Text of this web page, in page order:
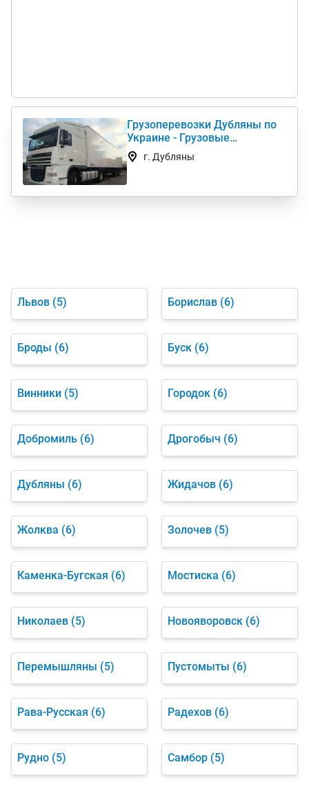
Грузоперевозки Дубляны по
Украине - Грузовые
автоперевозки дешево
г. Дубляны
Львов (5) Борислав (6)
Броды (6) Буск (6)
Винники (5) Городок (6)
Добромиль (6) Дрогобыч (6)
Дубляны (6) Жидачов (6)
Жолква (6) Золочев (5)
Каменка-Бугская (6) Мостиска (6)
Николаев (5) Новояворовск (6)
Перемышляны (5) Пустомыты (6)
Рава-Русская (6) Радехов (6)
Рудно (5) Самбор (5)